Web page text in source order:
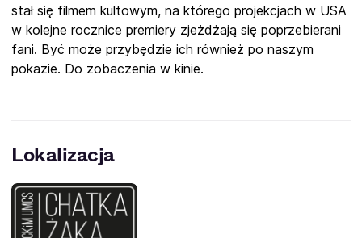
stał się filmem kultowym, na którego projekcjach w USA
w kolejne rocznice premiery zjeżdżają się poprzebierani
fani. Być może przybędzie ich również po naszym
pokazie. Do zobaczenia w kinie.
Lokalizacja